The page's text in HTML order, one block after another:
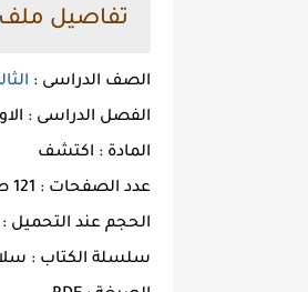
تفاصيل ملف
الصف الدراسى :
الفصل الدراسى :
المادة : اكتشف
عدد الصفحات : 121 صفحة
الحجم عند التحميل : 78 ميجا
سلسلة الكتاب :